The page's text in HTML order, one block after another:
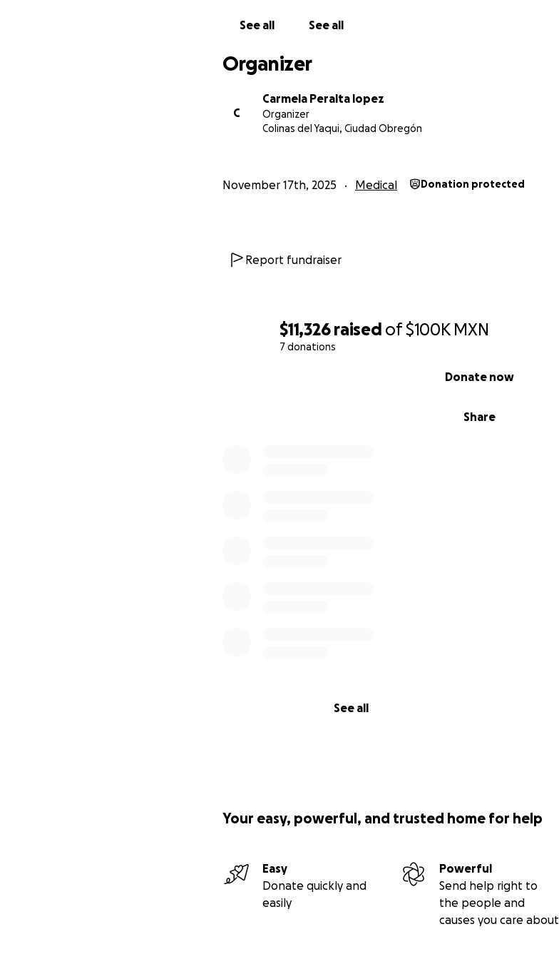
$11,326 raised of$100K MXN
7 donations
Share
Donate now
See all
See all See all
Organizer
C
Carmela Peralta lopez
Organizer
Colinas del Yaqui, Ciudad Obregón
November 17th, 2025 Medical Donation protected
Report fundraiser
Your easy, powerful, and trusted home for help
Easy
Donate quickly and
easily
Powerful
Send help right to
the people and
causes you care about